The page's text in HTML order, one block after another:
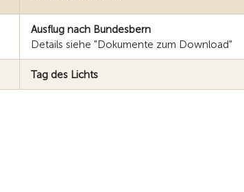
Ausflug nach Bundesbern
Details siehe "Dokumente zum Download"
Tag des Lichts